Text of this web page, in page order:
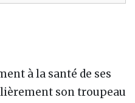
à la santé de ses
son troupeau